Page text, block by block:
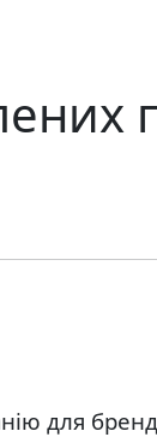
для